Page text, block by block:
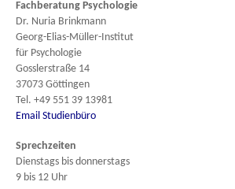
Fachberatung Psychologie
Dr. Nuria Brinkmann
Georg-Elias-Müller-Institut
für Psychologie
Gosslerstraße 14
37073 Göttingen
Tel. +49 551 39 13981
Email Studienbüro
Sprechzeiten
Dienstags bis donnerstags
9 bis 12 Uhr